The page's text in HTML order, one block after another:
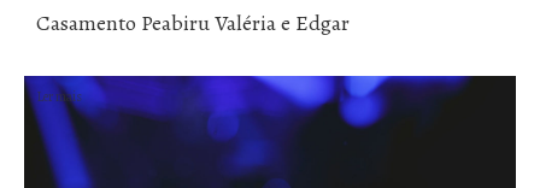
Casamento Peabiru Valéria e Edgar
Ler mais